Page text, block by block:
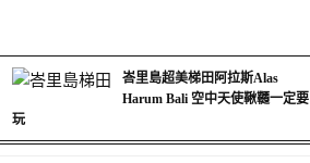
峇里島超美梯田阿拉斯Alas
Harum Bali 空中天使鞦韆一定要
玩